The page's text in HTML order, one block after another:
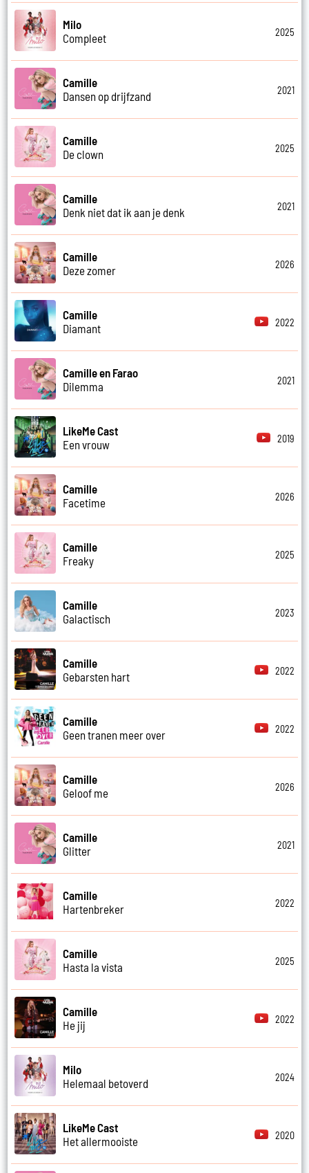
Milo
Compleet
2025
Camille
Dansen op drijfzand
2021
Camille
De clown
2025
Camille
Denk niet dat ik aan je denk
2021
Camille
Deze zomer
2026
Camille
Diamant
2022
Camille en Farao
Dilemma
2021
LikeMe Cast
Een vrouw
2019
Camille
Facetime
2026
Camille
Freaky
2025
Camille
Galactisch
2023
Camille
Gebarsten hart
2022
Camille
Geen tranen meer over
2022
Camille
Geloof me
2026
Camille
Glitter
2021
Camille
Hartenbreker
2022
Camille
Hasta la vista
2025
Camille
He jij
2022
Milo
Helemaal betoverd
2024
LikeMe Cast
Het allermooiste
2020